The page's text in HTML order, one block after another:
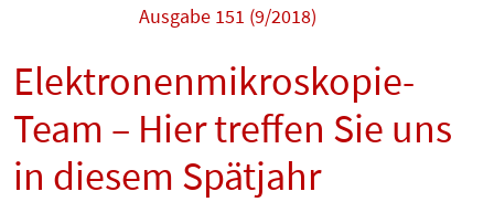
Ausgabe 151 (9/2018)
Elektronenmikroskopie-
Team – Hier treffen Sie uns
in diesem Spätjahr